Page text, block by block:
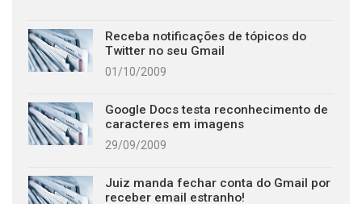
Receba notificações de tópicos do
Twitter no seu Gmail
01/10/2009
Google Docs testa reconhecimento de
caracteres em imagens
29/09/2009
Juiz manda fechar conta do Gmail por
receber email estranho!